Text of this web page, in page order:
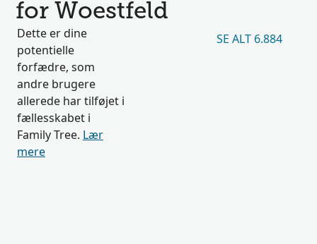
for Woestfeld
Dette er dine
potentielle
forfædre, som
andre brugere
allerede har tilføjet i
fællesskabet i
Family Tree. Lær
mere
SE ALT 6.884